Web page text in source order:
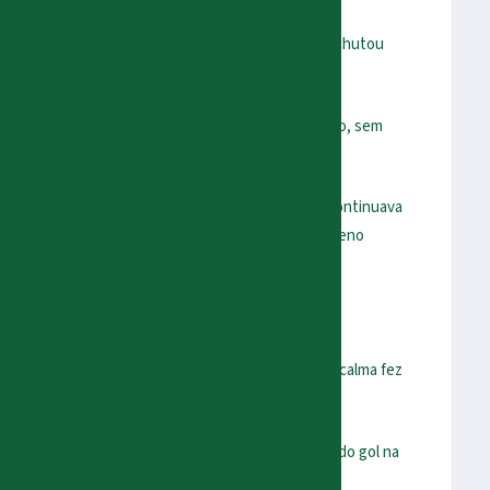
Breno Lopes que entrou livre na cara do gol. E chutou
na final da Libertadores de 21. Mas segue o jogo, sem
as mudanças. Mesmo assim o Verdão continuava
cruzou e Jhon Jhon, que entrou no lugar de Breno
defesa de Weverton.
López, que substituiu Endrick. O argentino com calma fez
que tocou para Flaco López fazer seu segundo gol na
4×0 América.